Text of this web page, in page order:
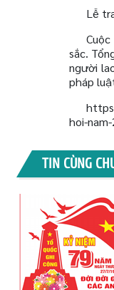
Lễ
sắc.
người
pháp
hoi-
TIN CÙNG